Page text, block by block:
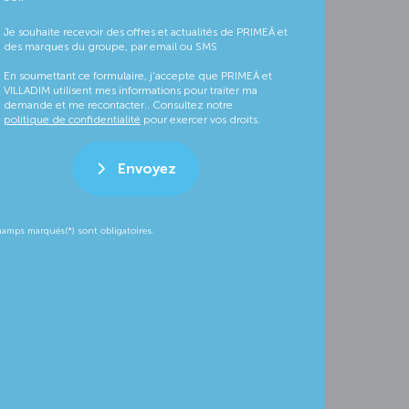
Je souhaite recevoir des offres et actualités de PRIMEÂ et
des marques du groupe, par email ou SMS
En soumettant ce formulaire, j’accepte que PRIMEÂ et
VILLADIM utilisent mes informations pour traiter ma
demande et me recontacter.. Consultez notre
politique de confidentialité pour exercer vos droits.
Envoyez
marqués(*) sont obligatoires.